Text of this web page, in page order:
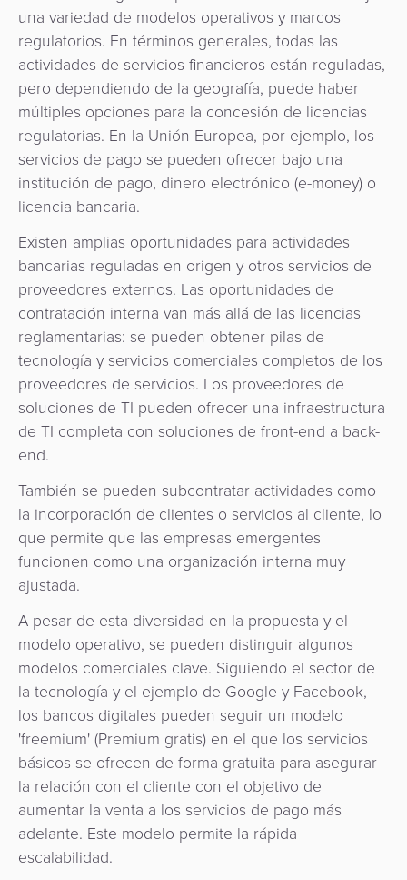
una variedad de modelos operativos y marcos
regulatorios. En términos generales, todas las
actividades de servicios financieros están reguladas,
pero dependiendo de la geografía, puede haber
múltiples opciones para la concesión de licencias
regulatorias. En la Unión Europea, por ejemplo, los
servicios de pago se pueden ofrecer bajo una
institución de pago, dinero electrónico (e-money) o
licencia bancaria.
Existen amplias oportunidades para actividades
bancarias reguladas en origen y otros servicios de
proveedores externos. Las oportunidades de
contratación interna van más allá de las licencias
reglamentarias: se pueden obtener pilas de
tecnología y servicios comerciales completos de los
proveedores de servicios. Los proveedores de
soluciones de TI pueden ofrecer una infraestructura
de TI completa con soluciones de front-end a back-
end.
También se pueden subcontratar actividades como
la incorporación de clientes o servicios al cliente, lo
que permite que las empresas emergentes
funcionen como una organización interna muy
ajustada.
A pesar de esta diversidad en la propuesta y el
modelo operativo, se pueden distinguir algunos
modelos comerciales clave. Siguiendo el sector de
la tecnología y el ejemplo de Google y Facebook,
los bancos digitales pueden seguir un modelo
'freemium' (Premium gratis) en el que los servicios
básicos se ofrecen de forma gratuita para asegurar
la relación con el cliente con el objetivo de
aumentar la venta a los servicios de pago más
adelante. Este modelo permite la rápida
escalabilidad.